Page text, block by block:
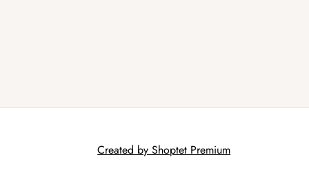
Created by Shoptet Premium